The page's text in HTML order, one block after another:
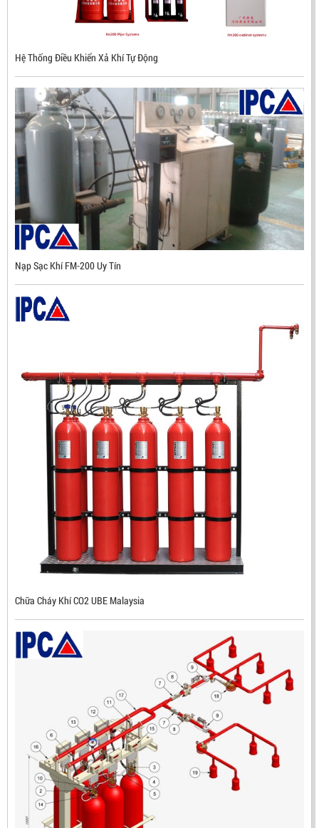
NHẬP KHẨU HÀN QUỐC
LIÊN HỆ
Mã sản phẩm: UX300
ĐẦU BÁO TIA LỬA IR3 RX500 CHỐNG CHÁY NỔ TIÊU
CHUẨN FM HÀN QUỐC
LIÊN HỆ
Mã sản phẩm: RX500
Hệ Thống Điều Khiển Xả Khí Tự Động
Nạp Sạc Khí FM-200 Uy Tín
Chữa Cháy Khí CO2 UBE Malaysia